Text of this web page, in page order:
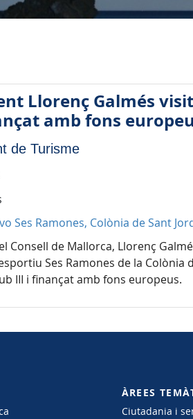
Llorenç Galmés
amb fons
de Turisme
Ses Ramones, Colònia de Sant
Consell de Mallorca, Llorenç
Ses Ramones de la
III i finançat amb fons europeus.
ÀREES
Ciutadania i